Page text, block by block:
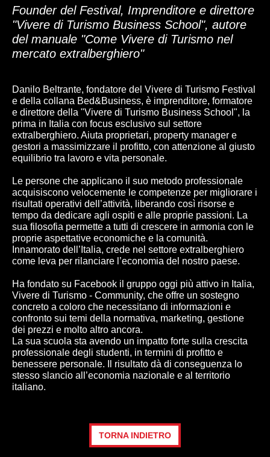
Founder del Festival, Imprenditore e direttore
"Vivere di Turismo Business School", autore
del manuale "Come Vivere di Turismo nel
mercato extralberghiero"
Danilo Beltrante, fondatore del Vivere di Turismo Festival
e della collana Bed&Business, è imprenditore, formatore
e direttore della "Vivere di Turismo Business School", la
prima in Italia con focus esclusivo sul settore
extralberghiero. Aiuta proprietari, property manager e
gestori a massimizzare il profitto, con attenzione al giusto
equilibrio tra lavoro e vita personale.
Le persone che applicano il suo metodo professionale
acquisiscono velocemente le competenze per migliorare i
risultati operativi dell’attività, liberando così risorse e
tempo da dedicare agli ospiti e alle proprie passioni. La
sua filosofia permette a tutti di crescere in armonia con le
proprie aspettative economiche e la comunità.
Innamorato dell’Italia, crede nel settore extralberghiero
come leva per rilanciare l’economia del nostro paese.
Ha fondato su Facebook il gruppo oggi più attivo in Italia,
Vivere di Turismo - Community, che offre un sostegno
concreto a coloro che necessitano di informazioni e
confronto sui temi della normativa, marketing, gestione
dei prezzi e molto altro ancora.
La sua scuola sta avendo un impatto forte sulla crescita
professionale degli studenti, in termini di profitto e
benessere personale. Il risultato dà di conseguenza lo
stesso slancio all’economia nazionale e al territorio
italiano.
TORNA INDIETRO